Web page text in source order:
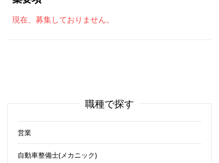
現在、募集しておりません。
職種で探す
営業
自動車整備士(メカニック)